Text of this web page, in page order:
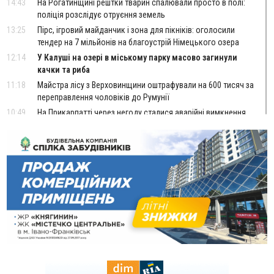
14:43
На Рогатинщині рештки тварин спалювали просто в полі:
поліція розслідує отруєння земель
13:25
Пірс, ігровий майданчик і зона для пікніків: оголосили
тендер на 7 мільйонів на благоустрій Німецького озера
12:14
У Калуші на озері в міському парку масово загинули
качки та риба
11:18
Майстра лісу з Верховинщини оштрафували на 600 тисяч за
переправлення чоловіків до Румунії
10:49
На Прикарпатті через негоду сталися аварійні вимкнення
10:43
За змову на тендері для Долинської лікарні двох
підприємців оштрафували на 272 тисячі гривень
10:09
Яремчанський суд виніс вирок чоловіку, який у Буковелі
вкрав із супермаркету пляшку віскі за 8,5 тисяч
09:53
В урочищі біля Галича археологи відкопали давньоруську
вагову гирку XII–XIII століть
09:39
У Франківську медики провели серію складних операцій
на аорті